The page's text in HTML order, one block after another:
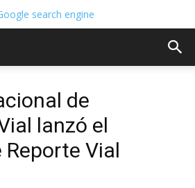
de
lanzó el
Vial